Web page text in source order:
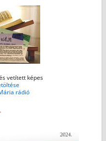
vetített képes
rádió